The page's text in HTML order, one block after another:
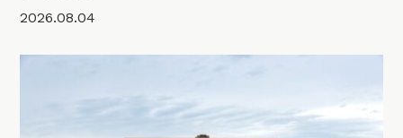
2026.08.04